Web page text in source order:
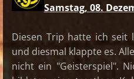
Samstag, 08.
Diesen Trip hatte ich seit
und diesmal klappte es.
nicht ein "Geisterspiel".